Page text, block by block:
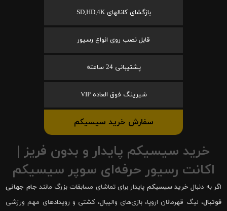
بازگشای کانالهای SD,HD,4K
قابل نصب روی انواع رسیور
پشتیبانی 24 ساعته
شیرینگ فوق العاده VIP
سفارش خرید سیسیکم
خرید سیسیکم پایدار و بدون فریز |
اکانت رسیور حرفه‌ای سوپر سیسیکم
اگر به دنبال خرید سیسیکم پایدار برای تماشای مسابقات بزرگ مانند جام جهانی
فوتبال، لیگ قهرمانان اروپا، بازی‌های والیبال، کشتی و رویدادهای مهم ورزشی